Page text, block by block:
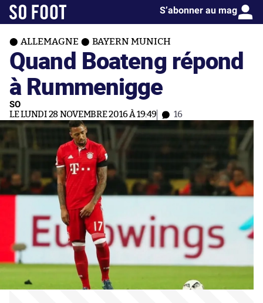
S’abonner au mag
ALLEMAGNE BAYERN MUNICH
Quand Boateng répond
à Rummenigge
SO
LE LUNDI 28 NOVEMBRE 2016 À 19:49 16